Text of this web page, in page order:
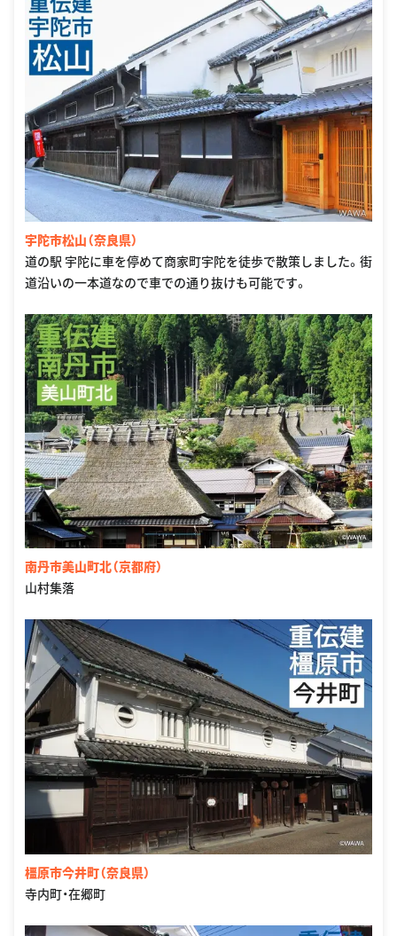
宇陀市松山（奈良県）
道の駅 宇陀に車を停めて商家町宇陀を徒歩で散策しました。街
道沿いの一本道なので車での通り抜けも可能です。
南丹市美山町北（京都府）
山村集落
橿原市今井町（奈良県）
寺内町・在郷町